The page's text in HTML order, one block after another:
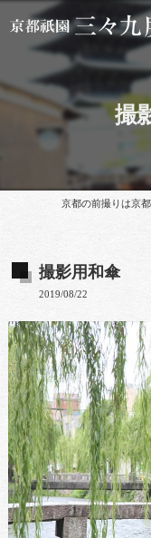
撮
京都の前撮りは京
撮影用和傘
2019/08/22